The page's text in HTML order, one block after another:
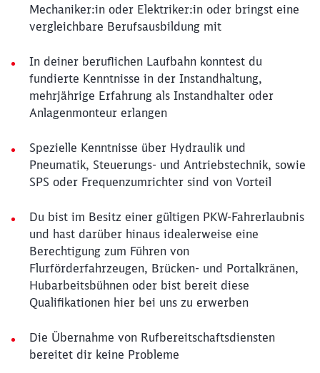
Mechaniker:in oder Elektriker:in oder bringst eine
vergleichbare Berufsausbildung mit
In deiner beruflichen Laufbahn konntest du
fundierte Kenntnisse in der Instandhaltung,
mehrjährige Erfahrung als Instandhalter oder
Anlagenmonteur erlangen
Spezielle Kenntnisse über Hydraulik und
Pneumatik, Steuerungs- und Antriebstechnik, sowie
SPS oder Frequenzumrichter sind von Vorteil
Du bist im Besitz einer gültigen PKW-Fahrerlaubnis
und hast darüber hinaus idealerweise eine
Berechtigung zum Führen von
Flurförderfahrzeugen, Brücken- und Portalkränen,
Hubarbeitsbühnen oder bist bereit diese
Qualifikationen hier bei uns zu erwerben
Die Übernahme von Rufbereitschaftsdiensten
bereitet dir keine Probleme